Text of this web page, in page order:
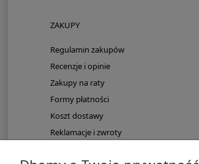
ZAKUPY
Regulamin zakupów
Recenzje i opinie
Zakupy na raty
Formy płatności
Koszt dostawy
Reklamacje i zwroty